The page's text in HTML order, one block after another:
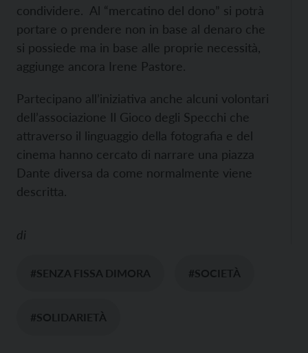
condividere. Al “mercatino del dono” si potrà
portare o prendere non in base al denaro che
si possiede ma in base alle proprie necessità,
aggiunge ancora Irene Pastore.
Partecipano all’iniziativa anche alcuni volontari
dell’associazione Il Gioco degli Specchi che
attraverso il linguaggio della fotografia e del
cinema hanno cercato di narrare una piazza
Dante diversa da come normalmente viene
descritta.
di
#SENZA FISSA DIMORA #SOCIETÀ
#SOLIDARIETÀ